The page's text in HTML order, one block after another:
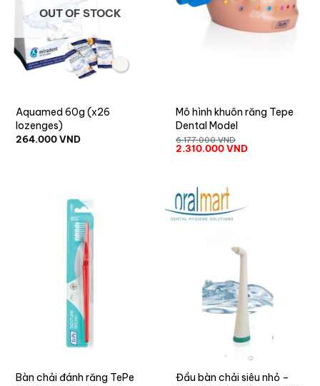
OUT OF STOCK
Aquamed 60g (x26
lozenges)
264.000VND
Mô hình khuôn răng Tepe
Dental Model
6.177.000VND
2.310.000VND
Bàn chải đánh răng TePe
Đầu bàn chải siêu nhỏ –